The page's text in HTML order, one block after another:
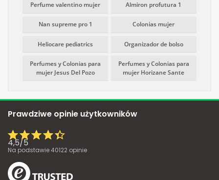
Perfume valentino mujer Almiron profutura 1
Nan supreme pro 1 Colonias mujer
Heliocare pediatrics Organizador de bolso
Perfumes y Colonias para
mujer Jesus Del Pozo
Perfumes y Colonias para
mujer Horizane Sante
Prawdziwe opinie użytkowników
4,5/5
Na podstawie40122 opinie